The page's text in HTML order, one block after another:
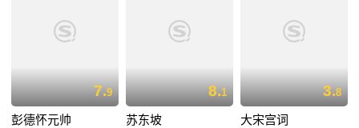
7.9
彭德怀元帅
8.1
苏东坡
3.8
大宋宫词